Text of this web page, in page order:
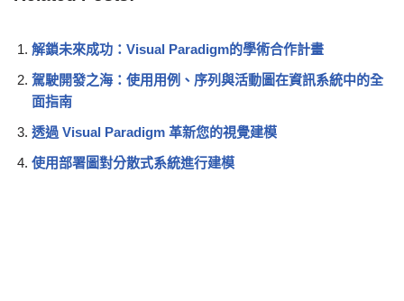
解鎖未來成功：Visual Paradigm的學術合作計畫
駕駛開發之海：使用用例、序列與活動圖在資訊系統中的全
面指南
透過 Visual Paradigm 革新您的視覺建模
使用部署圖對分散式系統進行建模